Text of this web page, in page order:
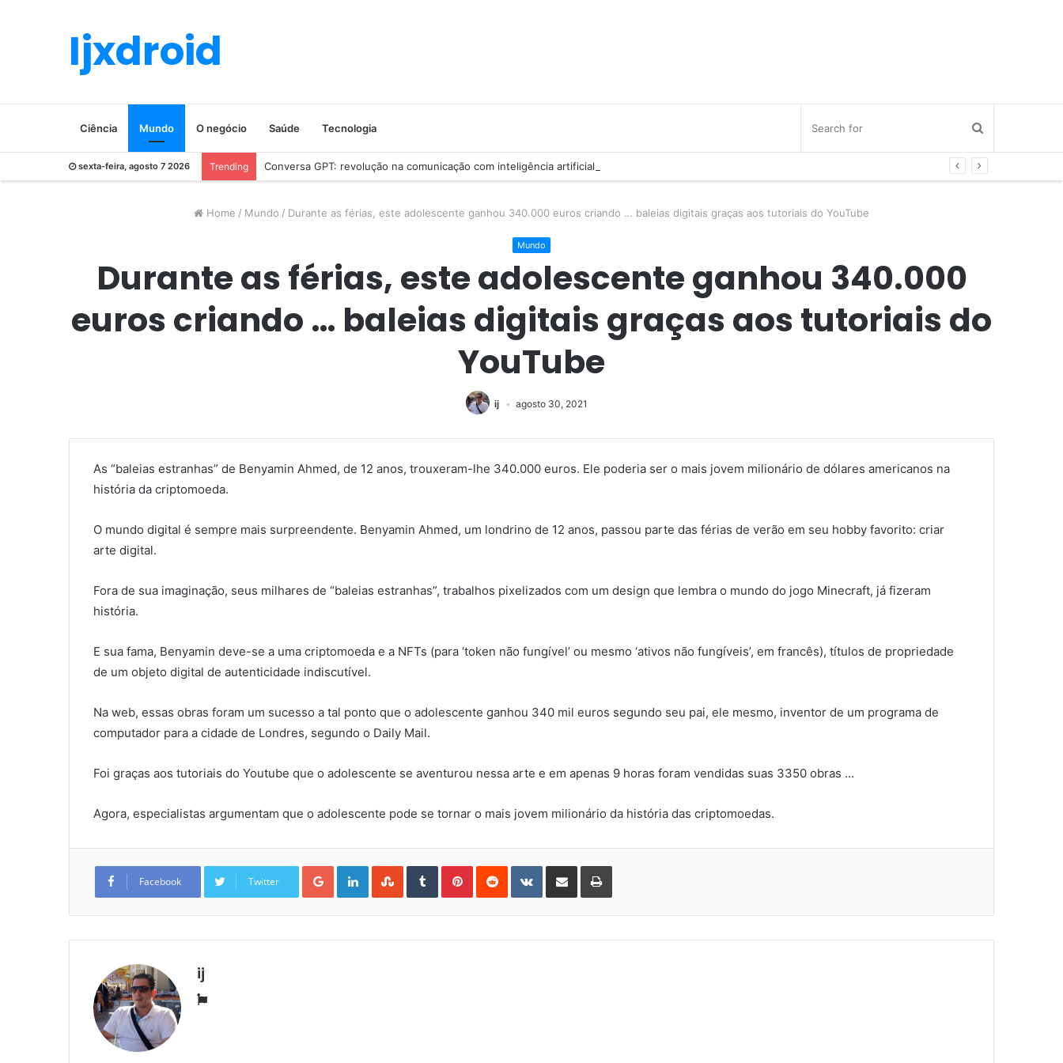
Ijxdroid
Ciência Mundo O negócio Saúde Tecnologia
sexta-feira, agosto 7 2026 Trending Conversa GPT: revolução na comunicação com inteligência artificial
Home / Mundo / Durante as férias, este adolescente ganhou 340.000 euros criando … baleias digitais graças aos tutoriais do YouTube
Mundo
Durante as férias, este adolescente ganhou 340.000
euros criando … baleias digitais graças aos tutoriais do
YouTube
ij agosto 30, 2021
As “baleias estranhas” de Benyamin Ahmed, de 12 anos, trouxeram-lhe 340.000 euros. Ele poderia ser o mais jovem milionário de dólares americanos na
história da criptomoeda.
O mundo digital é sempre mais surpreendente. Benyamin Ahmed, um londrino de 12 anos, passou parte das férias de verão em seu hobby favorito: criar
arte digital.
Fora de sua imaginação, seus milhares de “baleias estranhas”, trabalhos pixelizados com um design que lembra o mundo do jogo Minecraft, já fizeram
história.
E sua fama, Benyamin deve-se a uma criptomoeda e a NFTs (para ‘token não fungível’ ou mesmo ‘ativos não fungíveis’, em francês), títulos de propriedade
de um objeto digital de autenticidade indiscutível.
Na web, essas obras foram um sucesso a tal ponto que o adolescente ganhou 340 mil euros segundo seu pai, ele mesmo, inventor de um programa de
computador para a cidade de Londres, segundo o Daily Mail.
Foi graças aos tutoriais do Youtube que o adolescente se aventurou nessa arte e em apenas 9 horas foram vendidas suas 3350 obras …
Agora, especialistas argumentam que o adolescente pode se tornar o mais jovem milionário da história das criptomoedas.
Facebook Twitter
Google+LinkedInStumbleUpon
TumblrPinterestReddit VKontakteShare
Email
Print
ij
Website